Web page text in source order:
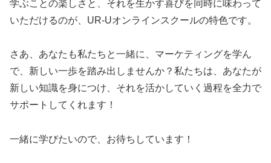
学ぶことの楽しさと、それを生かす喜びを同時に味わって
いただけるのが、UR-Uオンラインスクールの特色です。
さあ、あなたも私たちと一緒に、マーケティングを学ん
で、新しい一歩を踏み出しませんか？私たちは、あなたが
新しい知識を身につけ、それを活かしていく過程を全力で
サポートしてくれます！
一緒に学びたいので、お待ちしています！